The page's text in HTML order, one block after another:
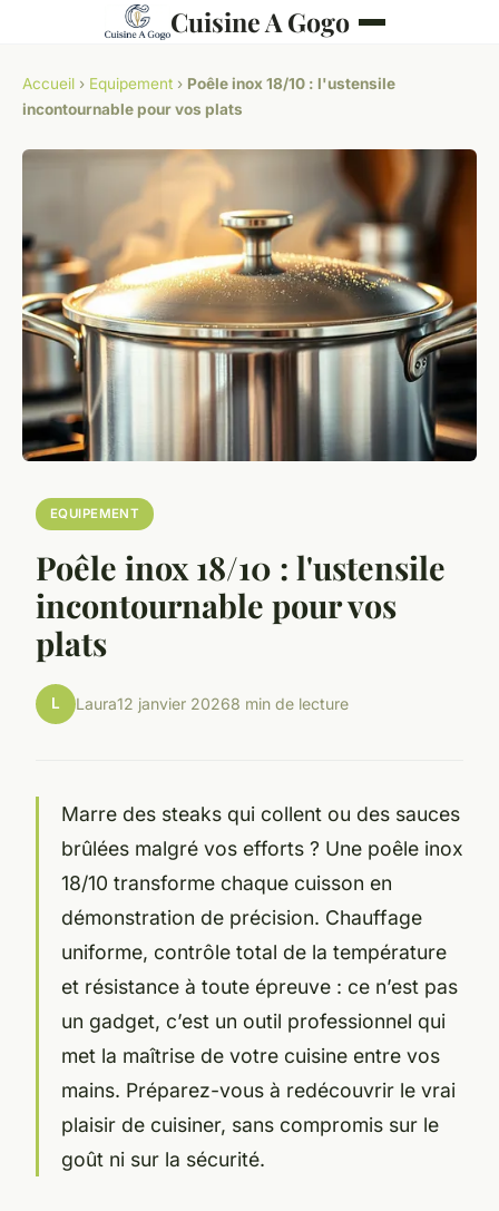
Cuisine A Gogo
Accueil › Equipement › Poêle inox 18/10 : l'ustensile
incontournable pour vos plats
EQUIPEMENT
Poêle inox 18/10 : l'ustensile
incontournable pour vos
plats
L Laura12 janvier 20268 min de lecture
Marre des steaks qui collent ou des sauces
brûlées malgré vos efforts ? Une poêle inox
18/10 transforme chaque cuisson en
démonstration de précision. Chauffage
uniforme, contrôle total de la température
et résistance à toute épreuve : ce n’est pas
un gadget, c’est un outil professionnel qui
met la maîtrise de votre cuisine entre vos
mains. Préparez-vous à redécouvrir le vrai
plaisir de cuisiner, sans compromis sur le
goût ni sur la sécurité.